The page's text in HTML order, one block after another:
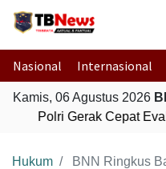
Nasional Internasional
Kamis, 06 Agustus 2026
Polri Gerak Cepat
Hukum BNN Ringkus